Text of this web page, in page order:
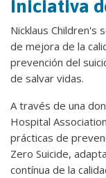
Iniciativa
Nicklaus Children's
de mejora de la
prevención del
de salvar vidas.
A través de una
Hospital
prácticas de
Zero Suicide,
contínua de la